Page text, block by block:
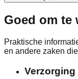
Goed om te
Praktische
en andere zaken
Verzorging